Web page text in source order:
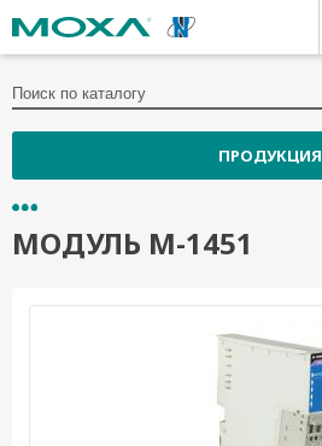
ПРОДУКЦИЯ
МОДУЛЬ M-1451